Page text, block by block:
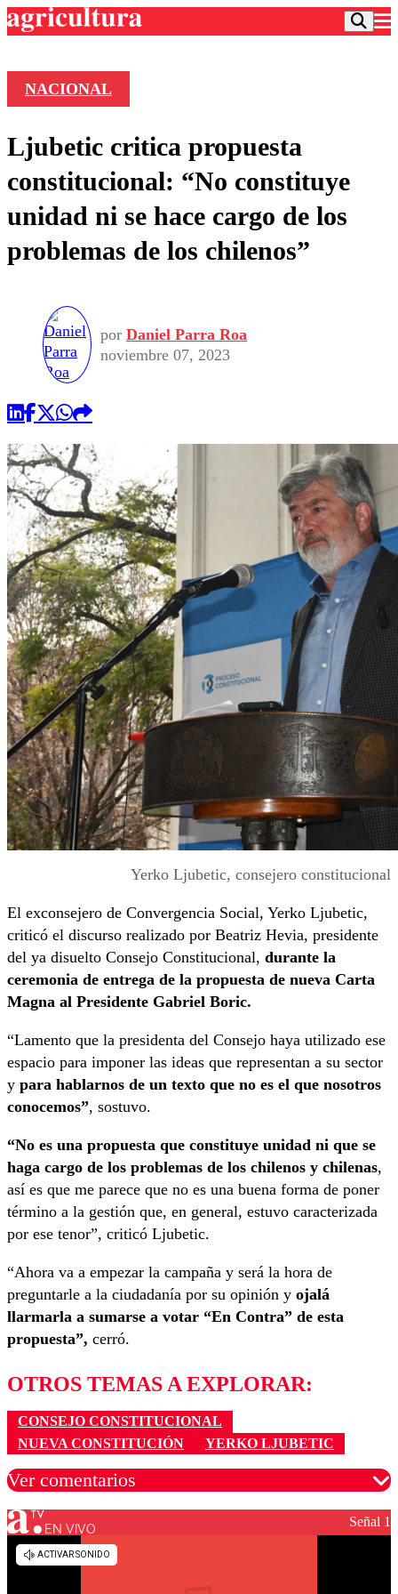
Frecuencias
Agricultura TV
Deportes
Colo Colo
Motor
Torneo Nacional
Universidad Católica
Entretención
Noticias
Nacional
Política
Vida Social
Programas
Comercial
NACIONAL
Ljubetic critica propuesta
constitucional: “No constituye
unidad ni se hace cargo de los
problemas de los chilenos”
por Daniel Parra Roa
noviembre 07, 2023
Yerko Ljubetic, consejero constitucional
El exconsejero de Convergencia Social, Yerko Ljubetic,
criticó el discurso realizado por Beatriz Hevia, presidente
del ya disuelto Consejo Constitucional, durante la
ceremonia de entrega de la propuesta de nueva Carta
Magna al Presidente Gabriel Boric.
“Lamento que la presidenta del Consejo haya utilizado ese
espacio para imponer las ideas que representan a su sector
y para hablarnos de un texto que no es el que nosotros
conocemos”, sostuvo.
“No es una propuesta que constituye unidad ni que se
haga cargo de los problemas de los chilenos y chilenas,
así es que me parece que no es una buena forma de poner
término a la gestión que, en general, estuvo caracterizada
por ese tenor”, criticó Ljubetic.
“Ahora va a empezar la campaña y será la hora de
preguntarle a la ciudadanía por su opinión y ojalá
llarmarla a sumarse a votar “En Contra” de esta
propuesta”, cerró.
OTROS TEMAS A EXPLORAR:
CONSEJO CONSTITUCIONAL
NUEVA CONSTITUCIÓN
YERKO LJUBETIC
Ver comentarios
Los comentarios son moderados para garantizar un
EN VIVO Señal 1